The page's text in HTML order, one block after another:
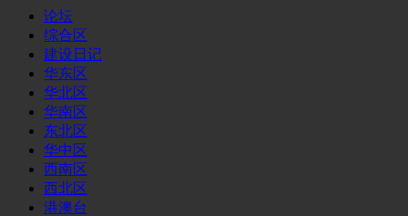
论坛
综合区
建设日记
华东区
华北区
华南区
东北区
华中区
西南区
西北区
港澳台